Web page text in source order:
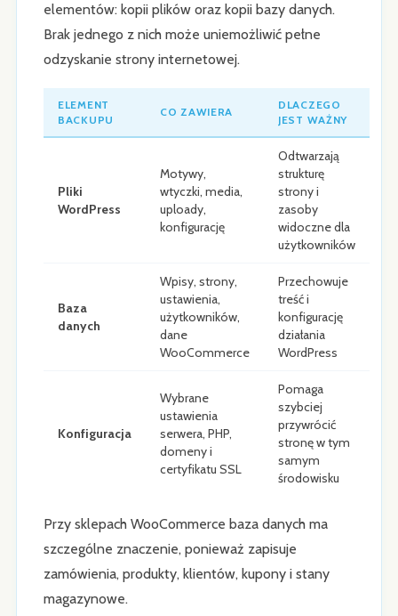
elementów: kopii plików oraz kopii bazy danych.
Brak jednego z nich może uniemożliwić pełne
odzyskanie strony internetowej.
ELEMENT
BACKUPU
CO ZAWIERA
DLACZEGO
JEST WAŻNY
Pliki
WordPress
Motywy,
wtyczki, media,
uploady,
konfigurację
Odtwarzają
strukturę
strony i
zasoby
widoczne dla
użytkowników
Baza
danych
Wpisy, strony,
ustawienia,
użytkowników,
dane
WooCommerce
Przechowuje
treść i
konfigurację
działania
WordPress
Konfiguracja
Wybrane
ustawienia
serwera, PHP,
domeny i
certyfikatu SSL
Pomaga
szybciej
przywrócić
stronę w tym
samym
środowisku
Przy sklepach WooCommerce baza danych ma
szczególne znaczenie, ponieważ zapisuje
zamówienia, produkty, klientów, kupony i stany
magazynowe.